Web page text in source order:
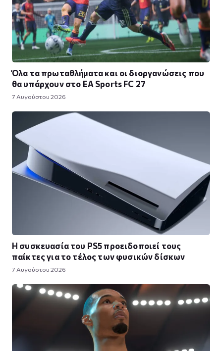
Όλα τα πρωταθλήματα και οι διοργανώσεις που
θα υπάρχουν στο EA Sports FC 27
7 Αυγούστου 2026
Η συσκευασία του PS5 προειδοποιεί τους
παίκτες για το τέλος των φυσικών δίσκων
7 Αυγούστου 2026